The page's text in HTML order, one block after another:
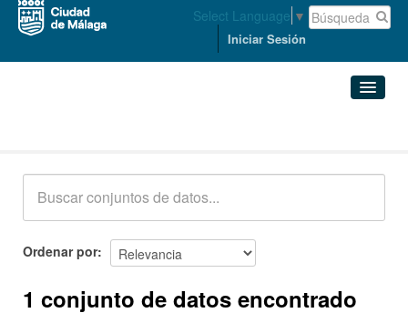
Select Language ▼
Iniciar Sesión
Acerca de
Ordenar por
1 conjunto de datos encontrado